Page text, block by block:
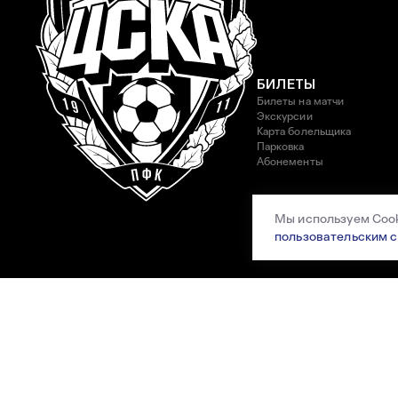
БИЛЕТЫ
Билеты на матчи
Экскурсии
Карта болельщика
Парковка
Абонементы
Мы используем
пользовательским